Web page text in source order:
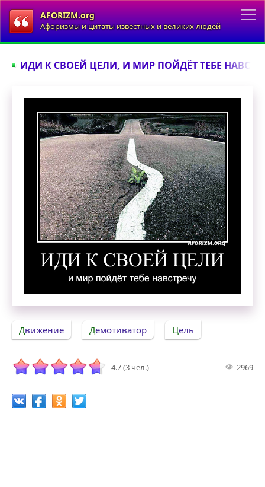
AFORIZM.org
Афоризмы и цитаты известных и великих людей
ИДИ К СВОЕЙ ЦЕЛИ, И МИР ПОЙДЁТ ТЕБЕ
Движение Демотиватор Цель
4.7 (3 чел.) 2969